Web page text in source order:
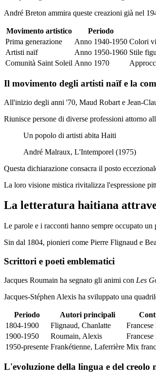
André Breton ammira queste creazioni già nel
Movimento artistico Periodo
Prima generazione
Anno 1940-1950 Colori
Artisti naïf
Anno 1950-1960 Stile
Comunità Saint Soleil Anno 1970
Il movimento degli artisti naïf e la
All'inizio degli anni '70, Maud Robart e Jean-
Riunisce persone di diverse professioni attorno
Un popolo di artisti abita Haiti
André Malraux, L'Intemporel (1975)
Questa dichiarazione consacra il posto
La loro visione mistica rivitalizza l'espressione
La letteratura haitiana
Le parole e i racconti hanno sempre occupato
Sin dal 1804, pionieri come Pierre Flignaud e
Scrittori e poeti emblematici
Jacques Roumain ha segnato gli animi con Les
Jacques-Stéphen Alexis ha sviluppato una
Periodo Autori principali
1804-1900
Flignaud, Chanlatte
1900-1950
Roumain, Alexis
1950-presente Frankétienne, Laferrière Mix
L'evoluzione della lingua e del creolo